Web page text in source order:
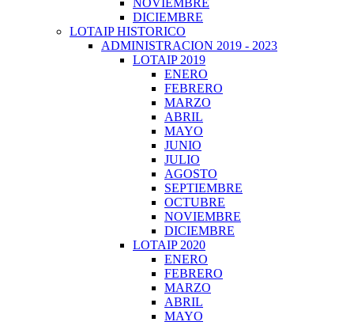
NOVIEMBRE
DICIEMBRE
LOTAIP HISTORICO
ADMINISTRACION 2019 - 2023
LOTAIP 2019
ENERO
FEBRERO
MARZO
ABRIL
MAYO
JUNIO
JULIO
AGOSTO
SEPTIEMBRE
OCTUBRE
NOVIEMBRE
DICIEMBRE
LOTAIP 2020
ENERO
FEBRERO
MARZO
ABRIL
MAYO